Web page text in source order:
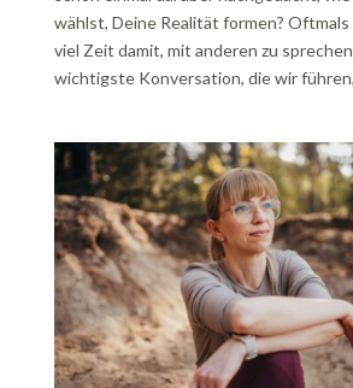
wählst, Deine Realität formen?
viel Zeit damit, mit anderen zu
wichtigste Konversation, die wir